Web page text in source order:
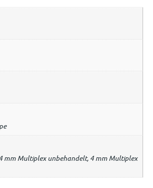
mm Multiplex unbehandelt, 4 mm Multiplex